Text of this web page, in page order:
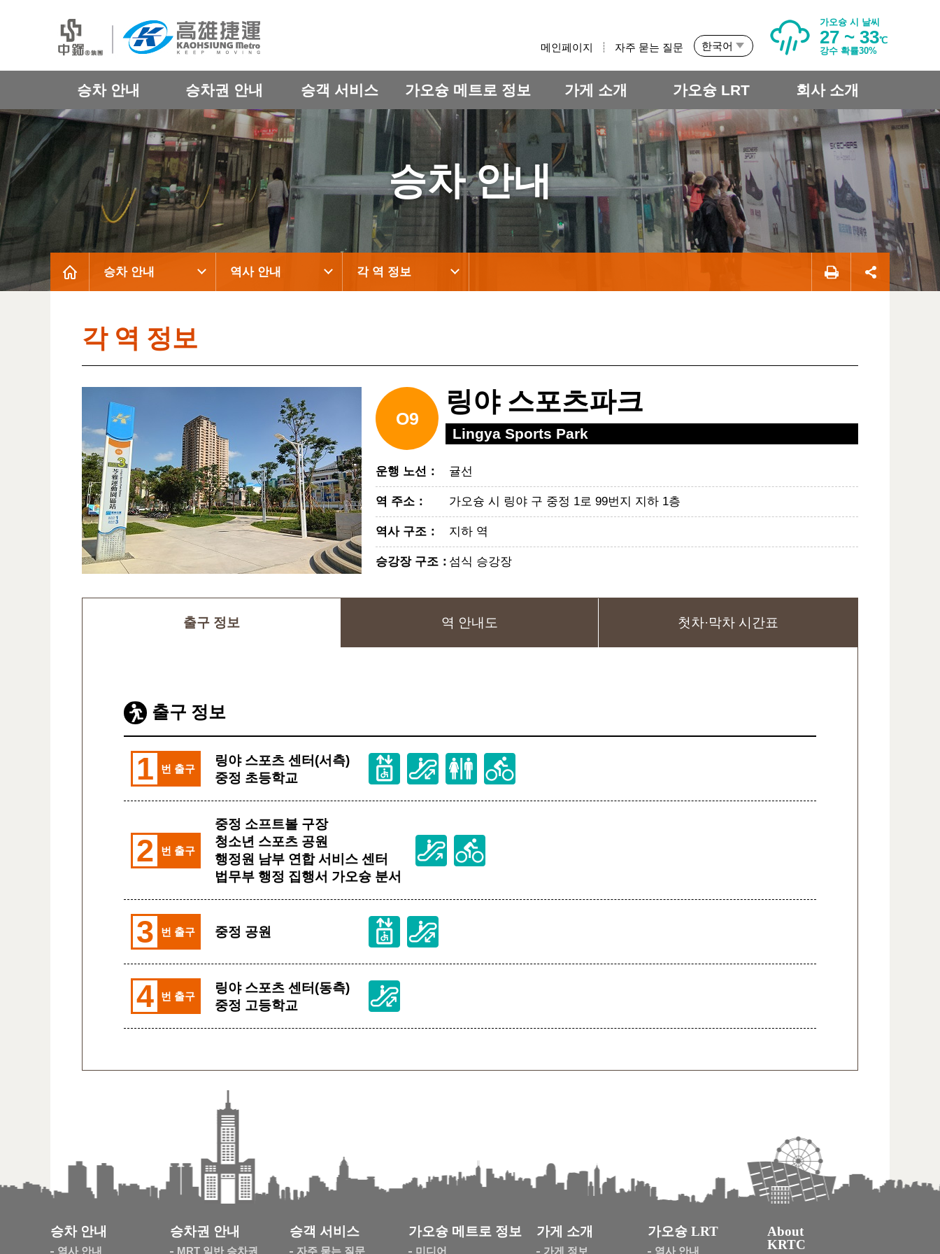
메인페이지 자주 묻는 질문 한국어
가오슝 시 날씨
27 ~ 33℃
강수 확률30%
승차 안내 승차권 안내 승객 서비스 가오슝 메트로 정보 가게 소개 가오슝 LRT 회사 소개
승차 안내
승차 안내 역사 안내 각 역 정보
각 역 정보
O9
링야 스포츠파크
Lingya Sports Park
운행 노선 ： 귤선
역 주소 ： 가오슝 시 링야 구 중정 1로 99번지 지하 1층
역사 구조 ： 지하 역
승강장 구조 ：섬식 승강장
출구 정보 역 안내도 첫차·막차 시간표
출구 정보
1 번 출구
링야 스포츠 센터(서측)
중정 초등학교
2 번 출구
중정 소프트볼 구장
청소년 스포츠 공원
행정원 남부 연합 서비스 센터
법무부 행정 집행서 가오슝 분서
3 번 출구 중정 공원
4 번 출구
링야 스포츠 센터(동측)
중정 고등학교
승차 안내
역사 안내
승차권 안내
MRT 일반 승차권
승객 서비스
자주 묻는 질문
가오슝 메트로 정보
미디어
가게 소개
가게 정보
가오슝 LRT
역사 안내
About
KRTC